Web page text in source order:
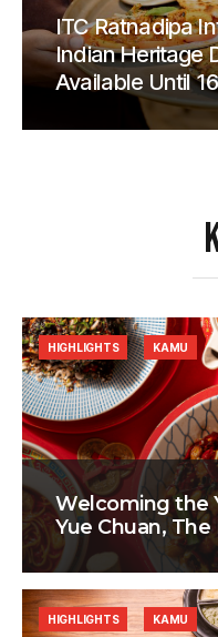
ITC Ratnadipa
Indian Heritage
Available Until
Welcoming the
Yue Chuan,
HIGHLIGHTS KAMU
HIGHLIGHTS KAMU